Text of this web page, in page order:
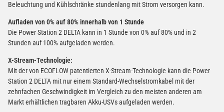
Beleuchtung und Kühlschränke stundenlang mit Strom versorgen kann.
Aufladen von 0% auf 80% innerhalb von 1 Stunde
Die Power Station 2 DELTA kann in 1 Stunde von 0% auf 80% und in 2
Stunden auf 100% aufgeladen werden.
X-Stream-Technologie:
Mit der von ECOFLOW patentierten X-Stream-Technologie kann die Power
Station 2 DELTA mit nur einem Standard-Wechselstromkabel mit der
zehnfachen Geschwindigkeit im Vergleich zu den meisten anderen am
Markt erhältlichen tragbaren Akku-USVs aufgeladen werden.